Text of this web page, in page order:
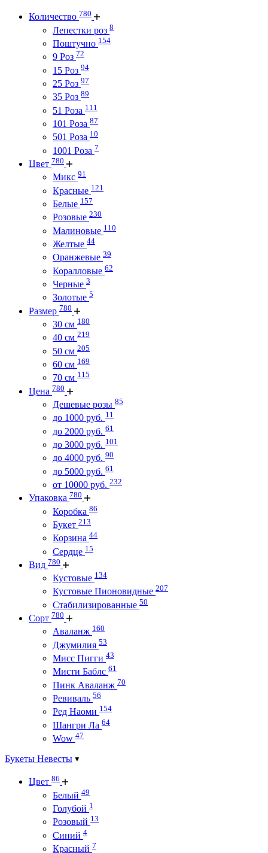
Количество 780
Лепестки роз 8
Поштучно 154
9 Роз 72
15 Роз 94
25 Роз 97
35 Роз 89
51 Роза 111
101 Роза 87
501 Роза 10
1001 Роза 7
Цвет 780
Микс 91
Красные 121
Белые 157
Розовые 230
Малиновые 110
Желтые 44
Оранжевые 39
Коралловые 62
Черные 3
Золотые 5
Размер 780
30 см 180
40 см 219
50 см 205
60 см 169
70 см 115
Цена 780
Дешевые розы 85
до 1000 руб. 11
до 2000 руб. 61
до 3000 руб. 101
до 4000 руб. 90
до 5000 руб. 61
от 10000 руб. 232
Упаковка 780
Коробка 86
Букет 213
Корзина 44
Сердце 15
Вид 780
Кустовые 134
Кустовые Пионовидные 207
Стабилизированные 50
Сорт 780
Аваланж 160
Джумилия 53
Мисс Пигги 43
Мисти Баблс 61
Пинк Аваланж 70
Ревиваль 56
Ред Наоми 154
Шангри Ла 64
Wow 47
Букеты Невесты
Цвет 86
Белый 49
Голубой 1
Розовый 13
Синий 4
Красный 7